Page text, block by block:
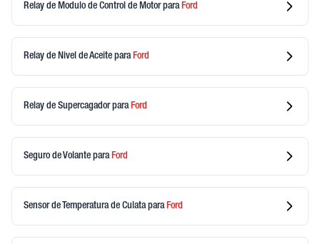
Relay de Modulo de Control de Motorpara Ford
Relay de Nivel de Aceite para Ford
Relay de Supercagadorpara Ford
Seguro de Volante para Ford
Sensor de Temperatura de Culatapara Ford